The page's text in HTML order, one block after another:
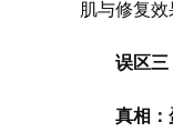
肌与修复效
误区
真相：